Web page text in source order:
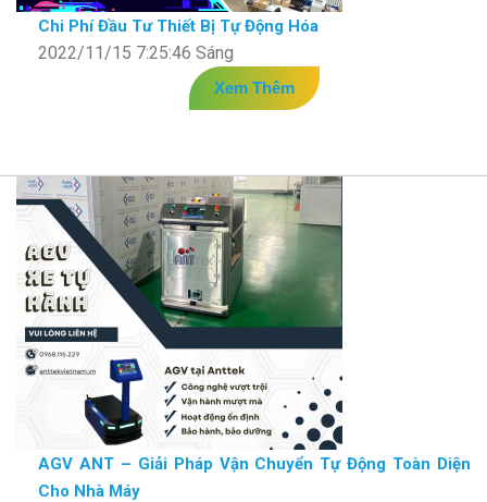
Chi Phí Đầu Tư Thiết Bị Tự Động Hóa
2022/11/15 7:25:46 Sáng
Xem Thêm
AGV ANT – Giải Pháp Vận Chuyển Tự Động Toàn Diện
Cho Nhà Máy